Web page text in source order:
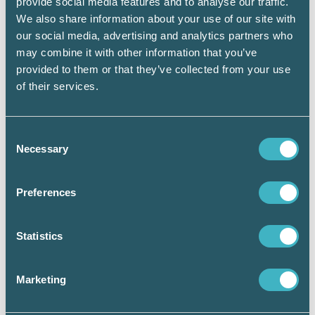
We also share information about your use of our site with
our social media, advertising and analytics partners who
may combine it with other information that you’ve
provided to them or that they’ve collected from your use
of their services.
Selection
Necessary
Preferences
Statistics
Marketing
”Auktorisationen visar att vi är
professionella”
Nominerad Årets Srf Auktoriserade
Lönekonsult, Josefin Svensson:
”Auktorisation är ett bevis på
Lönekonsult, Madeleine Isaksson:
kunder”
Redovisningskonsult, Sandra Böhmfeld:
Nominerad Årets Srf Auktoriserade